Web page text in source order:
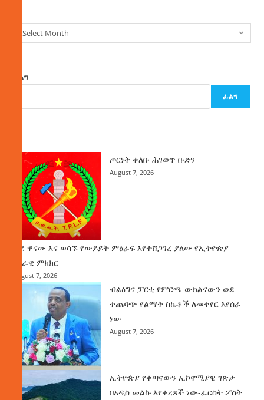
Select Month
ፈልግ
ፈልግ
ጦርነት ቀለቡ ሕገወጥ ቡድን
August 7, 2026
ወደ ዋናው እና ወሳኙ የውይይት ምዕራፍ እየተሸጋገረ ያለው የኢትዮጵያ
ሀገራዊ ምክክር
August 7, 2026
ብልፅግና ፓርቲ የምርጫ ውክልናውን ወደ
ተጨባጭ የልማት ስኬቶች ለመቀየር እየሰራ
ነው
August 7, 2026
ኢትዮጵያ የቀጣናውን ኢኮኖሚያዊ ገጽታ
በአዲስ መልኩ እየቀረጸች ነው-ፈርስት ፖስት